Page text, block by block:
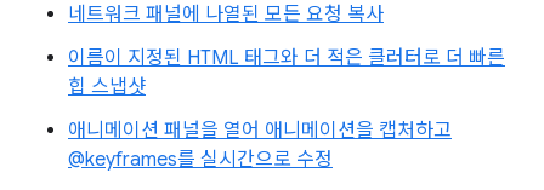
네트워크 패널에 나열된 모든 요청 복사
이름이 지정된 HTML 태그와 더 적은 클러터로 더 빠른
힙 스냅샷
애니메이션 패널을 열어 애니메이션을 캡처하고
@keyframes를 실시간으로 수정